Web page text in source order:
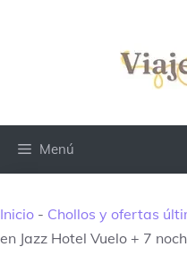
Menú
Inicio - Chollos y ofertas
en Jazz Hotel Vuelo + 7